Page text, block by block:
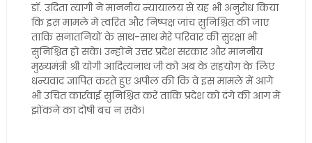
डॉ. उदिता त्यागी ने माननीय न्यायालय से यह भी अनुरोध किया
कि इस मामले में त्वरित और निष्पक्ष जांच सुनिश्चित की जाए
ताकि सनातनियों के साथ-साथ मेरे परिवार की सुरक्षा भी
सुनिश्चित हो सके। उन्होंने उत्तर प्रदेश सरकार और माननीय
मुख्यमंत्री श्री योगी आदित्यनाथ जी को अब के सहयोग के लिए
धन्यवाद ज्ञापित करते हुए अपील की कि वे इस मामले में आगे
भी उचित कार्रवाई सुनिश्चित करें ताकि प्रदेश को दंगे की आग में
झोंकने का दोषी बच न सके।